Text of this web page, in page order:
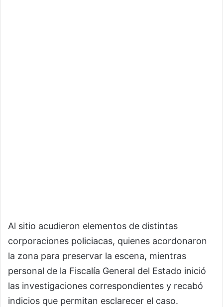
Al sitio acudieron elementos de distintas
corporaciones policiacas, quienes acordonaron
la zona para preservar la escena, mientras
personal de la Fiscalía General del Estado inició
las investigaciones correspondientes y recabó
indicios que permitan esclarecer el caso.